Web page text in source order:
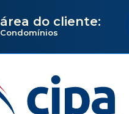
área do cliente:
Condomínios